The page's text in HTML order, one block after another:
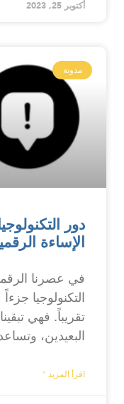
أكتوبر 25, 2023
مدونة
دور
الإساءة
في عصرنا
التكنولوجيا
تقريباً. فهي
البعيدين،
اقرأ المزيد "